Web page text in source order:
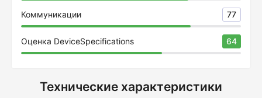
Коммуникации 77
Оценка DeviceSpecifications 64
Технические характеристики